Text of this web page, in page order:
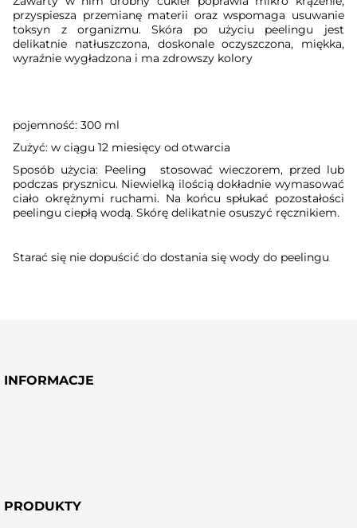
przyspiesza przemianę materii oraz wspomaga usuwanie
toksyn z organizmu. Skóra po użyciu peelingu jest
delikatnie natłuszczona, doskonale oczyszczona, miękka,
wyraźnie wygładzona i ma zdrowszy kolory
pojemność: 300 ml
Zużyć: w ciągu 12 miesięcy od otwarcia
Sposób użycia: Peeling
stosować wieczorem, przed lub
podczas prysznicu. Niewielką ilością dokładnie wymasować
ciało okrężnymi ruchami. Na końcu spłukać pozostałości
peelingu ciepłą wodą. Skórę delikatnie osuszyć ręcznikiem.
Starać się nie dopuścić do dostania się wody do peelingu
INFORMACJE
PRODUKTY